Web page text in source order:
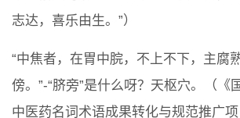
志达，喜乐由生。”）
“中焦者，在胃中脘，不上不下，主腐
傍。”-“脐旁”是什么呀？天枢穴。（《
中医药名词术语成果转化与规范推广